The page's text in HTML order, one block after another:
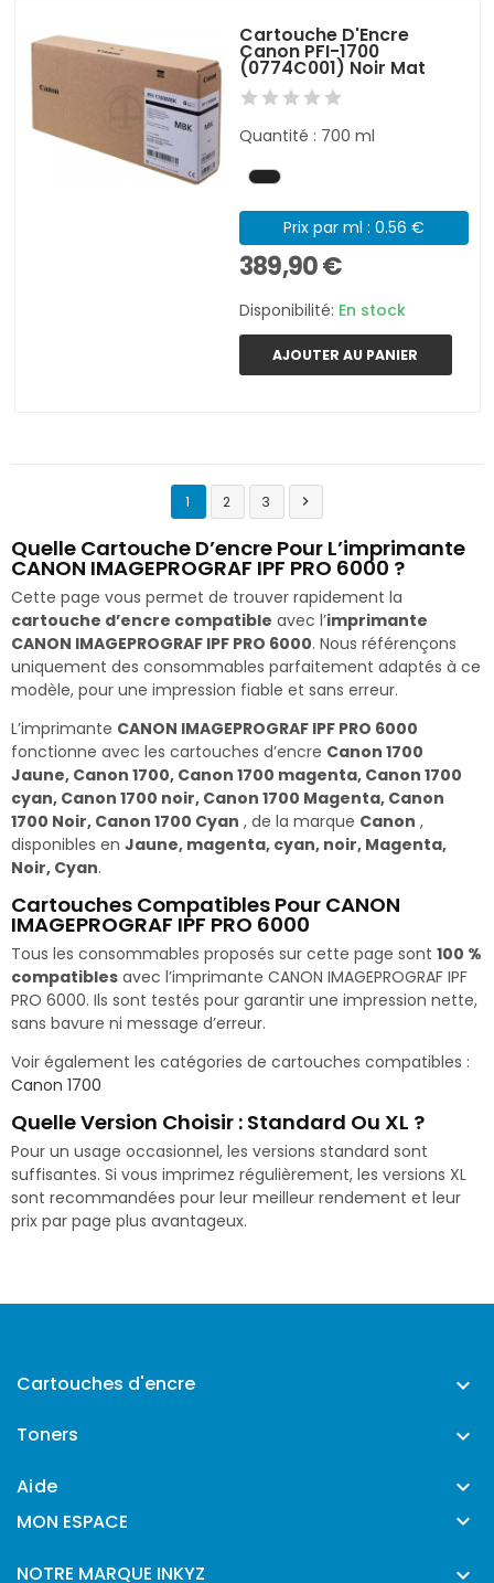
Cartouche D'Encre
Canon PFI-1700
(0774C001) Noir Mat
Quantité : 700 ml
Prix par ml : 0.56 €
389,90 €
Disponibilité: En stock
AJOUTER AU PANIER
1 2 3 
Quelle Cartouche D’encre Pour L’imprimante
CANON IMAGEPROGRAF IPF PRO 6000 ?
Cette page vous permet de trouver rapidement la
cartouche d’encre compatible avec l’imprimante
CANON IMAGEPROGRAF IPF PRO 6000. Nous référençons
uniquement des consommables parfaitement adaptés à ce
modèle, pour une impression fiable et sans erreur.
L’imprimante CANON IMAGEPROGRAF IPF PRO 6000
fonctionne avec les cartouches d’encre Canon 1700
Jaune, Canon 1700, Canon 1700 magenta, Canon 1700
cyan, Canon 1700 noir, Canon 1700 Magenta, Canon
1700 Noir, Canon 1700 Cyan , de la marque Canon ,
disponibles en Jaune, magenta, cyan, noir, Magenta,
Noir, Cyan.
Cartouches Compatibles Pour CANON
IMAGEPROGRAF IPF PRO 6000
Tous les consommables proposés sur cette page sont 100 %
compatibles avec l’imprimante CANON IMAGEPROGRAF IPF
PRO 6000. Ils sont testés pour garantir une impression nette,
sans bavure ni message d’erreur.
Voir également les catégories de cartouches compatibles :
Canon 1700
Quelle Version Choisir : Standard Ou XL ?
Pour un usage occasionnel, les versions standard sont
suffisantes. Si vous imprimez régulièrement, les versions XL
sont recommandées pour leur meilleur rendement et leur
prix par page plus avantageux.
Cartouches d'encre 
Toners 
Aide 
MON ESPACE 
NOTRE MARQUE INKYZ 